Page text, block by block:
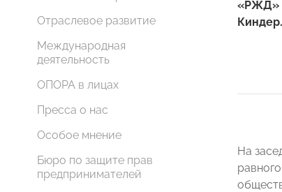
Отраслевое развитие
Международная
деятельность
ОПОРА в лицах
Пресса о нас
Особое мнение
Бюро по защите прав
предпринимателей
«РЖД»
Киндер.
На